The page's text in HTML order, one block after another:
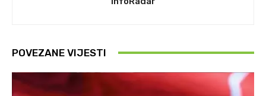
POVEZANE VIJESTI